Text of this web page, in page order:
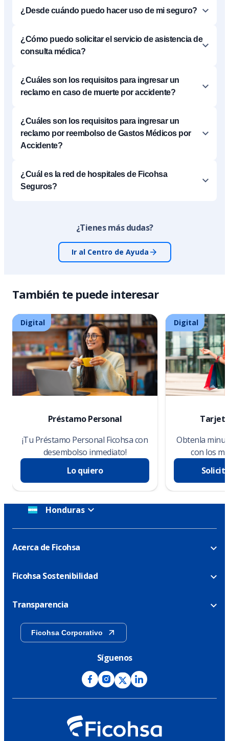
¿Desde cuándo puedo hacer uso de mi seguro?
¿Cómo puedo solicitar el servicio de asistencia de
consulta médica?
¿Cuáles son los requisitos para ingresar un
reclamo en caso de muerte por accidente?
¿Cuáles son los requisitos para ingresar un
reclamo por reembolso de Gastos Médicos por
Accidente?
¿Cuál es la red de hospitales de Ficohsa
Seguros?
¿Tienes más dudas?
Ir al Centro de Ayuda
También te puede interesar
Digital
Préstamo Personal
¡Tu Préstamo Personal Ficohsa con
desembolso inmediato!
Lo quiero
Digital
Obtenla
con los
Honduras
Acerca de Ficohsa
Ficohsa Sostenibilidad
Transparencia
Ficohsa Corporativo
Síguenos